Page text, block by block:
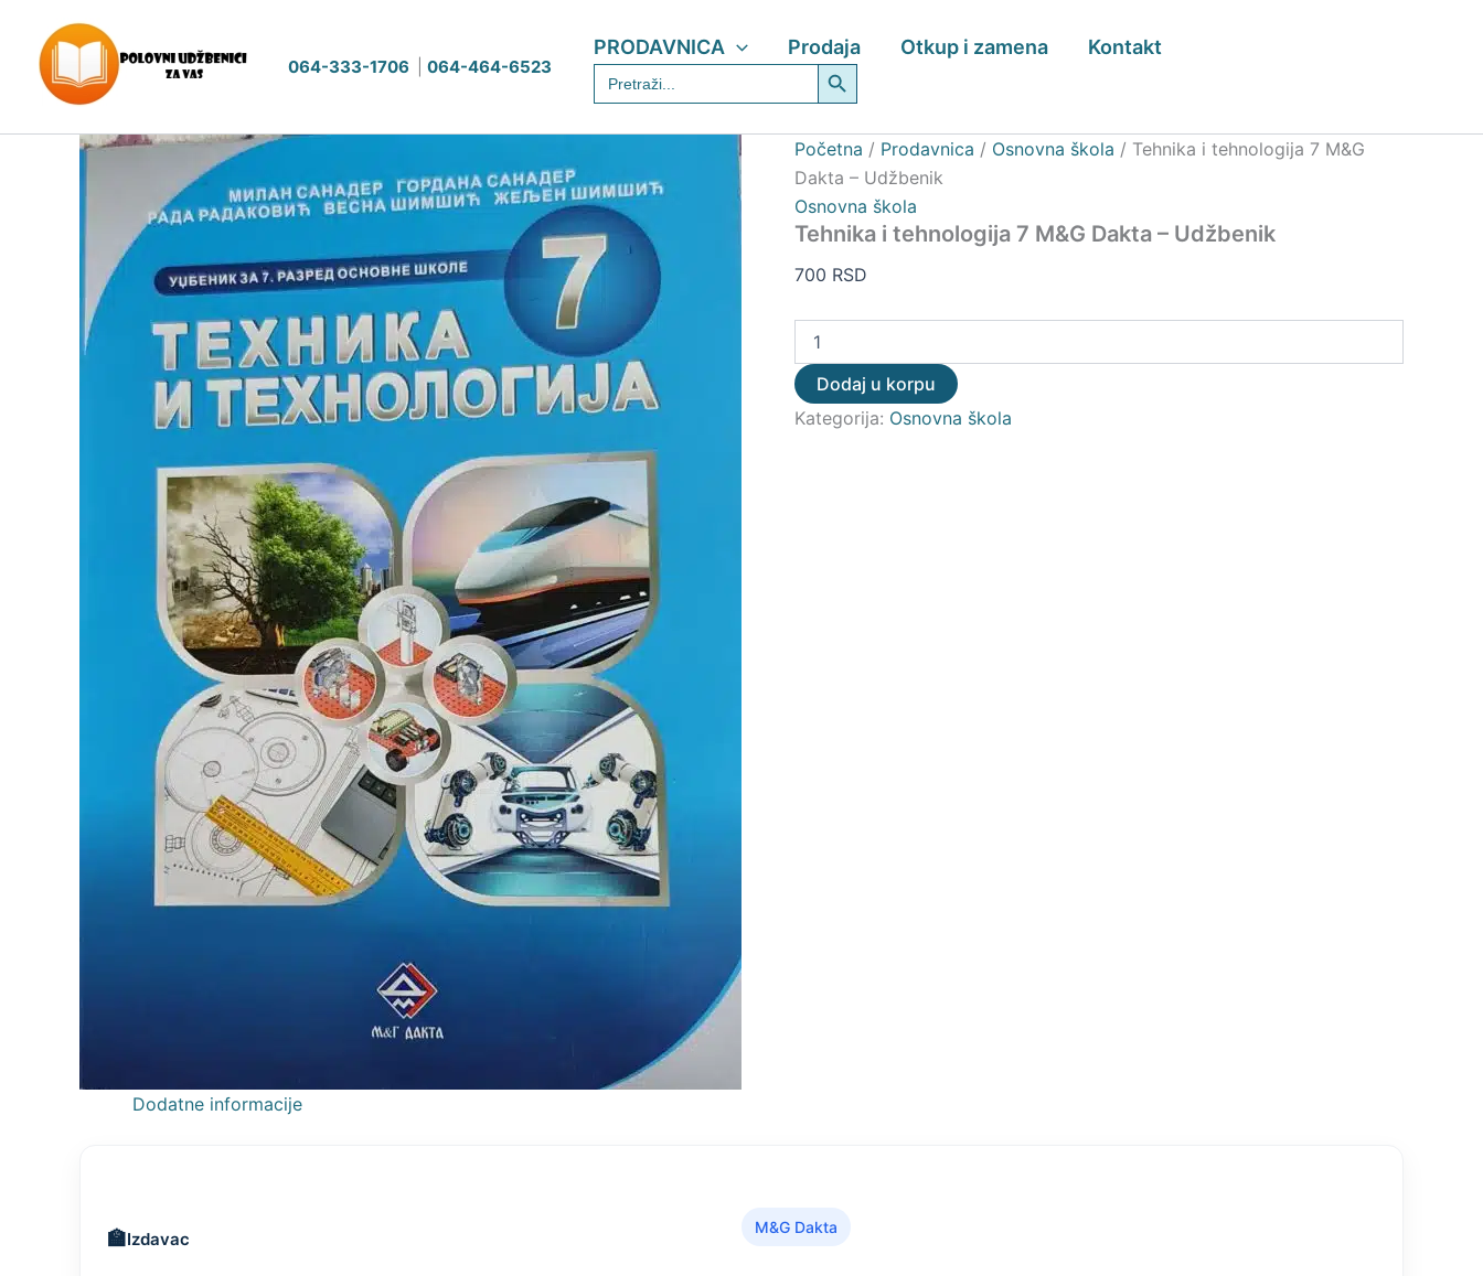
sadržaj
064-333-1706 064-464-6523
PRODAVNICA Prodaja Otkup i zamena Kontakt
Search
for:
Search Button
Početna / Prodavnica / Osnovna škola / Tehnika i tehnologija 7 M&G
Dakta – Udžbenik
Osnovna škola
Tehnika i tehnologija 7 M&G Dakta – Udžbenik
700 RSD
tehnologija
–
količina
Dodaj u korpu
Kategorija: Osnovna škola
Dodatne informacije
Izdavac
M&G Dakta